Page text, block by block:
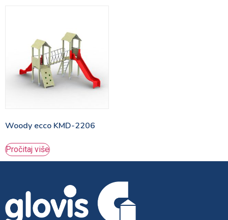
Woody ecco KMD-2206
Pročitaj više